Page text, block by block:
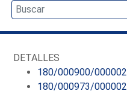
DETALLES
180/000900/000002
180/000973/000002